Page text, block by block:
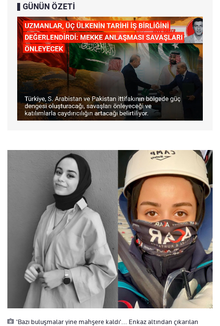
GÜNÜN ÖZETİ
'Bazı buluşmalar yine mahşere kaldı'... Enkaz altından çıkarılan